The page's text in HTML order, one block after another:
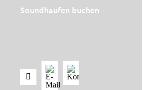
Soundhaufen buchen